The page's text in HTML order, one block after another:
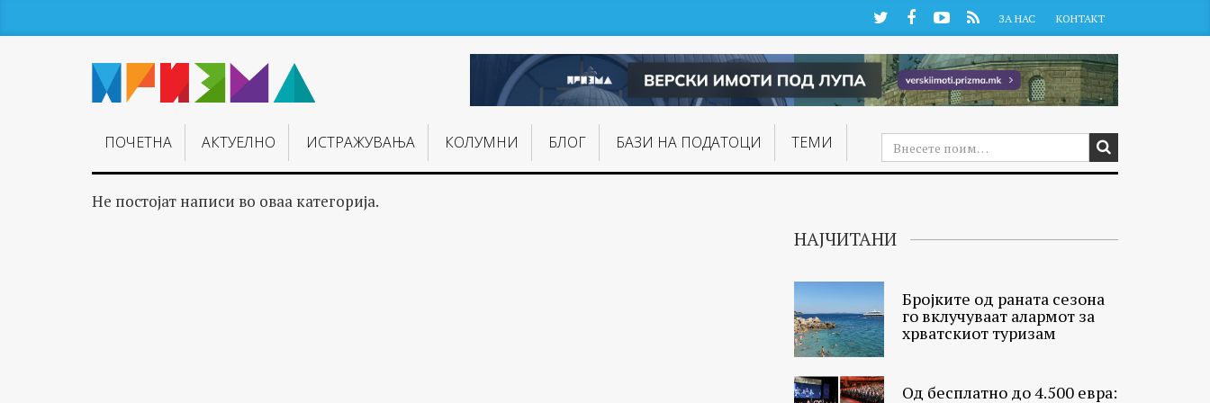
TwitterFacebookYouTube
RSS ЗА НАС КОНТАКТ
ПОЧЕТНА АКТУЕЛНО ИСТРАЖУВАЊA КОЛУМНИ БЛОГ БАЗИ НА ПОДАТОЦИ ТЕМИ
Не постојат написи во оваа категорија.
НАЈЧИТАНИ
Бројките од раната сезона
го вклучуваат алармот за
хрватскиот туризам
Од бесплатно до 4.500 евра: